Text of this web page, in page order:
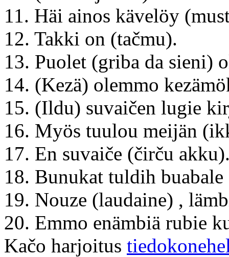
11. Häi ainos kävelöy
12. Takki on (tačmu).
13. Puolet (griba da sieni)
14. (Kezä) olemmo
15. (Ildu) suvaičen lugie
16. Myös tuulou meijän
17. En suvaiče (čirču
18. Bunukat tuldih
19. Nouze (laudaine) ,
20. Emmo enämbiä rubie
Kačo harjoitus